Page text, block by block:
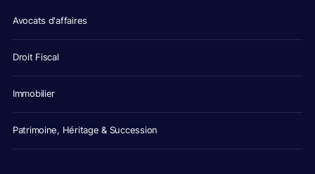
Avocats d'affaires
Droit Fiscal
Immobilier
Patrimoine, Héritage & Succession